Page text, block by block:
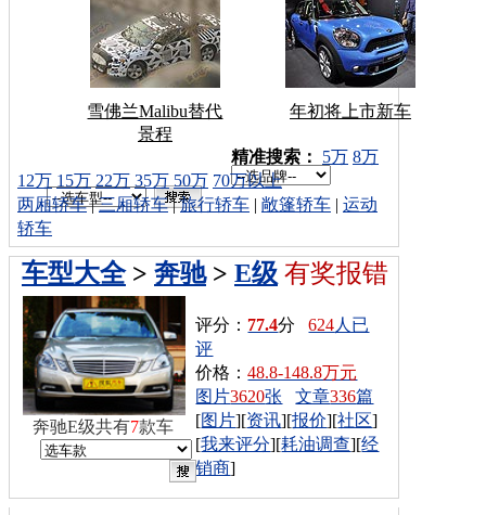
雪佛兰Malibu替代
景程
年初将上市新车
车型搜索：
精准搜索： 5万 8万
12万 15万 22万 35万 50万 70万以上
两厢轿车|三厢轿车|旅行轿车 | 敞篷轿车 | 运动
轿车
有奖报错
车型大全> 奔驰> E级
评分： 77.4分624人已
评
价格：48.8-148.8万元
图片3620张 文章336篇
[图片][资讯][报价][社区]
[我来评分][耗油调查][经
销商]
奔驰E级共有7款车